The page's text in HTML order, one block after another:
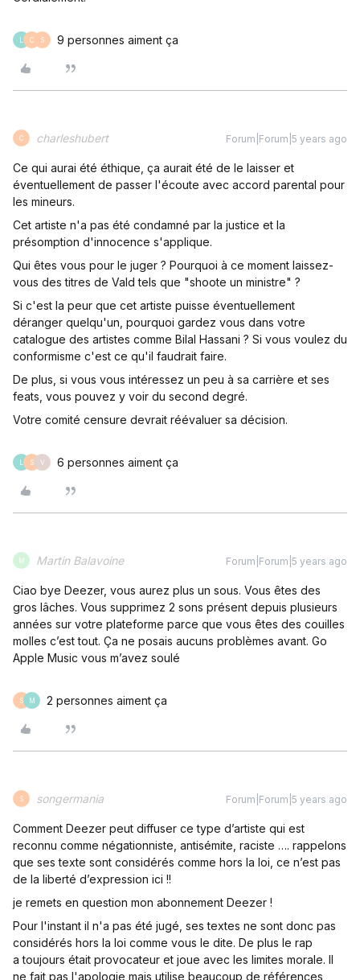
C S 9 personnes aiment ça
C charleshubert Forum|Forum|5 years ago
Ce qui aurai été éthique, ça aurait été de le laisser et
éventuellement de passer l'écoute avec accord parental pour
les mineurs.
Cet artiste n'a pas été condamné par la justice et la
présomption d'innocence s'applique.
Qui êtes vous pour le juger ? Pourquoi à ce moment laissez-
vous des titres de Vald tels que "shoote un ministre" ?
Si c'est la peur que cet artiste puisse éventuellement
déranger quelqu'un, pourquoi gardez vous dans votre
catalogue des artistes comme Bilal Hassani ? Si vous voulez du
conformisme c'est ce qu'il faudrait faire.
De plus, si vous vous intéressez un peu à sa carrière et ses
feats, vous pouvez y voir du second degré.
Votre comité censure devrait réévaluer sa décision.
S V 6 personnes aiment ça
M Martin Balavoine Forum|Forum|5 years ago
Ciao bye Deezer, vous aurez plus un sous. Vous êtes des
gros lâches. Vous supprimez 2 sons présent depuis plusieurs
années sur votre plateforme parce que vous êtes des couilles
molles c’est tout. Ça ne posais aucuns problèmes avant. Go
Apple Music vous m’avez soulé
S M 2 personnes aiment ça
S songermania Forum|Forum|5 years ago
Comment Deezer peut diffuser ce type d’artiste qui est
reconnu comme négationniste, antisémite, raciste …. rappelons
que ses texte sont considérés comme hors la loi, ce n’est pas
de la liberté d’expression ici !!
je remets en question mon abonnement Deezer !
Pour l'instant il n'a pas été jugé, ses textes ne sont donc pas
considérés hors la loi comme vous le dite. De plus le rap
a toujours était provocateur et joue avec les limites morale. Il
ne fait pas l'apologie mais utilise beaucoup de références